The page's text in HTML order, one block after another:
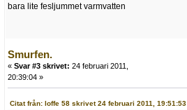
bara lite fesljummet varmvatten
Smurfen.
« Svar #3 skrivet: 24 februari 2011,
20:39:04 »
Citat från: loffe 58 skrivet 24 februari 2011, 19:51:53